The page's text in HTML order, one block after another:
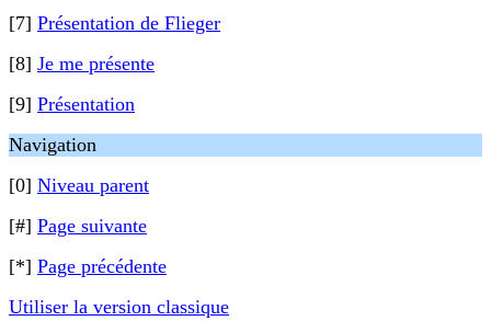
[7] Présentation de Flieger
[8] Je me présente
[9] Présentation
Navigation
[0] Niveau parent
[#] Page suivante
[*] Page précédente
Utiliser la version classique